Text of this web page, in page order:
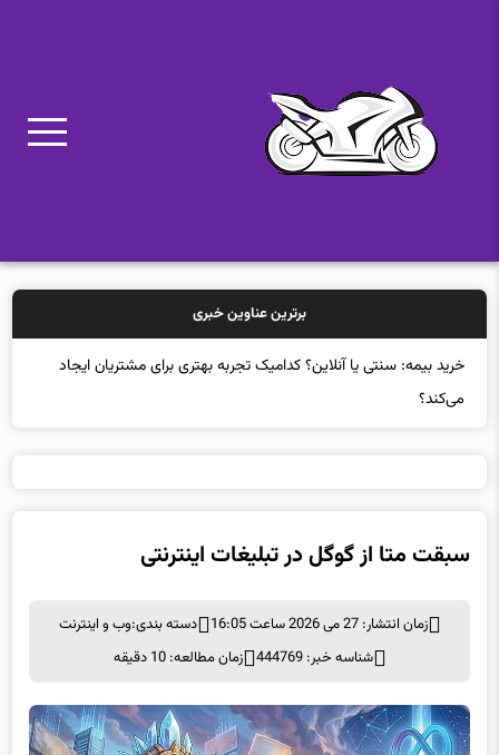
برترین عناوین خبری
خرید بیمه:
شناسه خبر: 444769
زمان مطالعه: 10 دقیقه